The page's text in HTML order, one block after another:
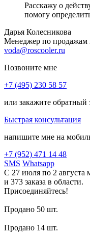
Расскажу о
помогу
Дарья Колесникова
Менеджер по продажам
voda@roscooler.ru
Позвоните мне
+7 (495) 230 58 57
или закажите обратный
Быстрая консультация
напишите мне на
+7 (952) 471 14 48
SMS Whatsapp
С 27 июля по 2 августа
и 373 заказа в области.
Присоединяйтесь!
Продано 50 шт.
Продано 14 шт.